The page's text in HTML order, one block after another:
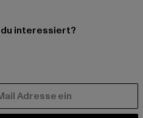
interessiert?